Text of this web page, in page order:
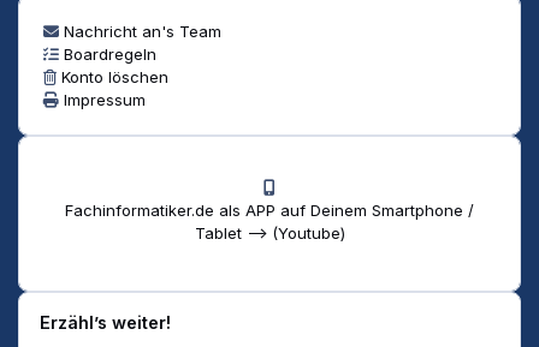
Nachricht an's Team
Boardregeln
Konto löschen
Impressum
Fachinformatiker.de als APP auf Deinem Smartphone /
Tablet --> (Youtube)
Erzähl’s weiter!